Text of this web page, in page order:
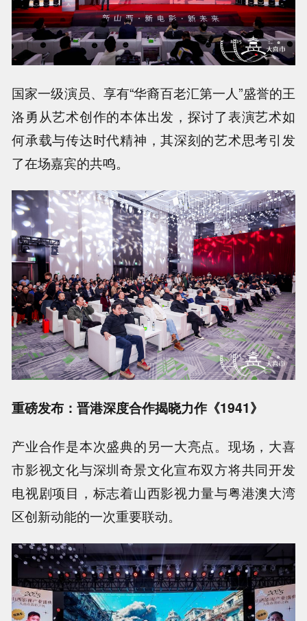
国家一级演员、享有“华裔百老汇第一人”盛誉的王
洛勇从艺术创作的本体出发，探讨了表演艺术如
何承载与传达时代精神，其深刻的艺术思考引发
了在场嘉宾的共鸣。
重磅发布：晋港深度合作揭晓力作《1941》
产业合作是本次盛典的另一大亮点。现场，大喜
市影视文化与深圳奇景文化宣布双方将共同开发
电视剧项目，标志着山西影视力量与粤港澳大湾
区创新动能的一次重要联动。